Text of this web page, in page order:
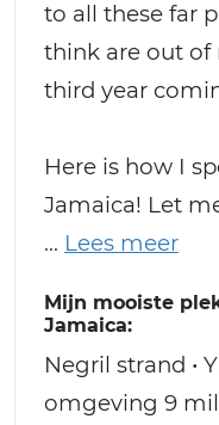
to all these far
think are out of
third year
Here is how I
Jamaica! Let
Mijn mooiste
Jamaica:
Negril strand •
omgeving 9